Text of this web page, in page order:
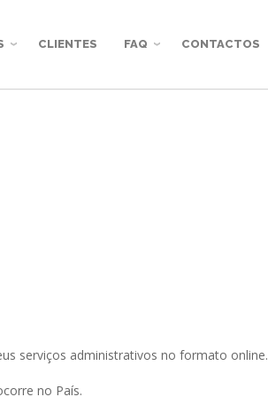
CLIENTES FAQ CONTACTOS
serviços administrativos no formato online.
no País.